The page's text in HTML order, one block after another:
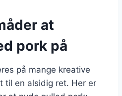
at
pork på
på mange kreative
til en alsidig ret. Her er